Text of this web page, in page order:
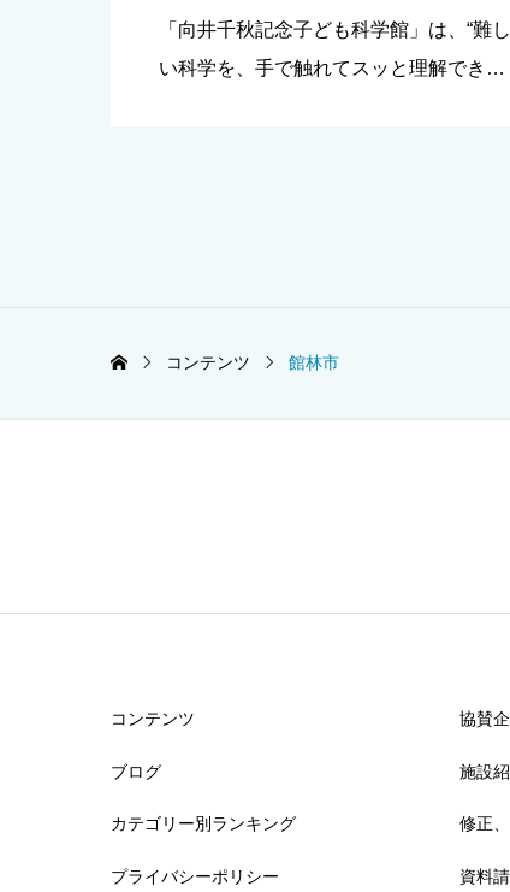
が動き出す
「向井千秋記念子ども科学館」は、“難し
い科学を、手で触れてスッと理解でき
コンテンツ 館林市
コンテンツ
ブログ
カテゴリー別ランキング
プライバシーポリシー
協賛
施設
修正
資料